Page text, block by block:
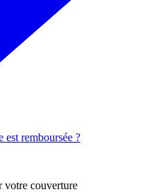
est remboursée ?
votre couverture